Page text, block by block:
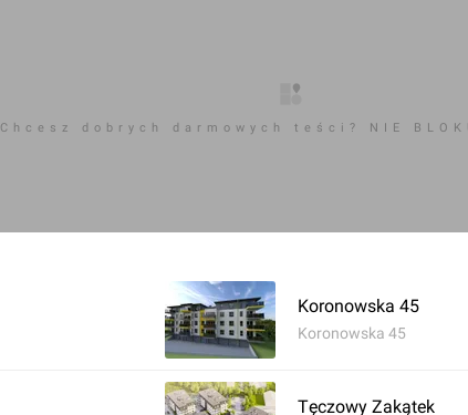
Chcesz dobrych darmowych teści? NIE
Koronowska 45
Koronowska 45
Tęczowy Zakątek